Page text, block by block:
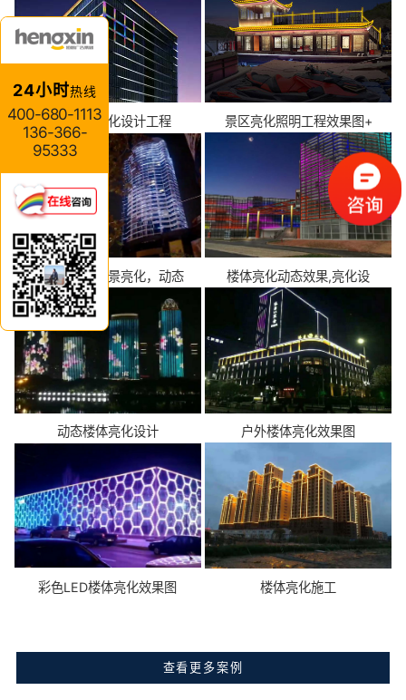
酒店外墙亮化设计工程 景区亮化照明工程效果图+
瀑布型楼体夜景亮化，动态 楼体亮化动态效果,亮化设
动态楼体亮化设计 户外楼体亮化效果图
彩色LED楼体亮化效果图 楼体亮化施工
查看更多案例
24小时热线
400-680-1113
136-366-
95333